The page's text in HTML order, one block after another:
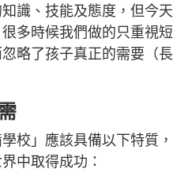
識、技能及態度，但今天
多時候我們做的只重視短
略了孩子真正的需要（長
校」應該具備以下特質，
中取得成功：